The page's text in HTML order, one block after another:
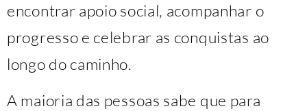
encontrar apoio social, acompanhar o
progresso e celebrar as conquistas ao
longo do caminho.
A maioria das pessoas sabe que para